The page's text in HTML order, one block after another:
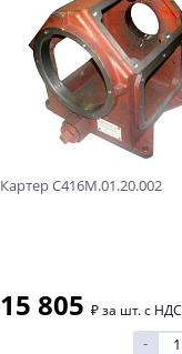
Картер С416М.01.20.002
15 805 ₽за шт. с НДС
-